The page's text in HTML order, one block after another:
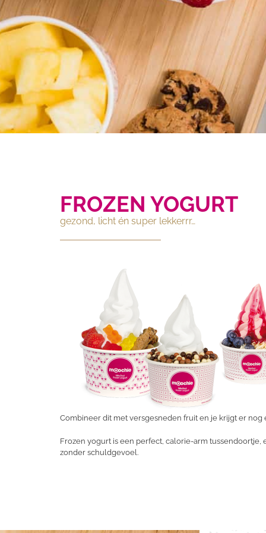
FROZEN YOGURT
gezond, licht én super lekkerrr…
Combineer dit met versgesneden fruit en je krijgt er nog
Frozen yogurt is een perfect, calorie-arm
zonder schuldgevoel.